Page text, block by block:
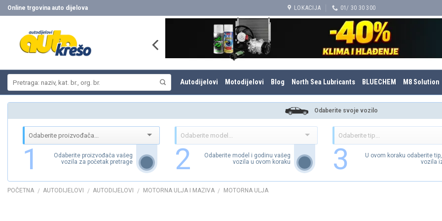
Skip
to
Online trgovina auto dijelova LOKACIJA 01/ 30 30 300
Autodijelovi Motodijelovi Blog North Sea Lubricants BLUECHEM M8 Solution
Odaberite svoje vozilo
1
Odaberite proizvođača vašeg
vozila za početak pretrage
2
Odaberite model i godinu vašeg
vozila u ovom koraku
3
U ovom koraku odaberite
vozila
POČETNA / AUTODIJELOVI / AUTODIJELOVI / MOTORNA ULJA I MAZIVA / MOTORNA ULJA